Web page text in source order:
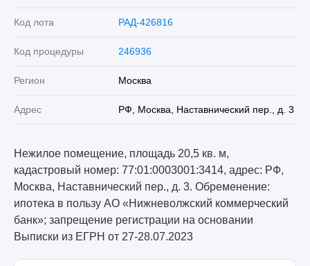
Код лота РАД-426816
Код процедуры 246936
Регион Москва
Адрес РФ, Москва, Наставнический пер., д. 3
Нежилое помещение, площадь 20,5 кв. м,
кадастровый номер: 77:01:0003001:3414, адрес: РФ,
Москва, Наставнический пер., д. 3. Обременение:
ипотека в пользу АО «Нижневолжский коммерческий
банк»; запрещение регистрации на основании
Выписки из ЕГРН от 27-28.07.2023